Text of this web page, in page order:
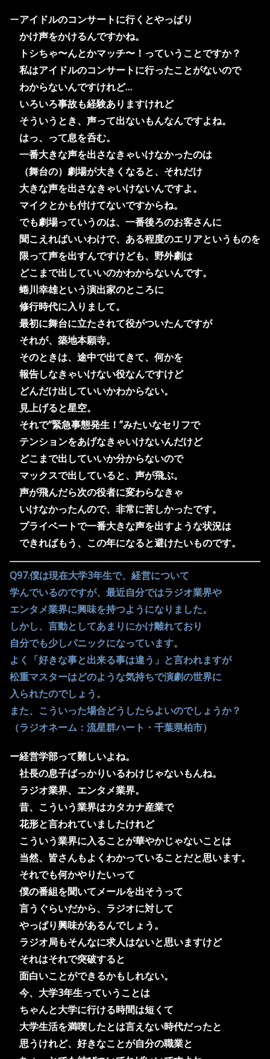
ーアイドルのコンサートに行くとやっぱり
かけ声をかけるんですかね。
トシちゃ〜んとかマッチ〜！っていうことですか？
私はアイドルのコンサートに行ったことがないので
わからないんですけれど…
いろいろ事故も経験ありますけれど
そういうとき、声って出ないもんなんですよね。
はっ、って息を呑む。
一番大きな声を出さなきゃいけなかったのは
（舞台の）劇場が大きくなると、それだけ
大きな声を出さなきゃいけないんですよ。
マイクとかも付けてないですからね。
でも劇場っていうのは、一番後ろのお客さんに
聞こえればいいわけで、ある程度のエリアというものを
限って声を出すんですけども、野外劇は
どこまで出していいのかわからないんです。
蜷川幸雄という演出家のところに
修行時代に入りまして。
最初に舞台に立たされて役がついたんですが
それが、築地本願寺。
そのときは、途中で出てきて、何かを
報告しなきゃいけない役なんですけど
どんだけ出していいかわからない。
見上げると星空。
それで“緊急事態発生！ ”みたいなセリフで
テンションをあげなきゃいけないんだけど
どこまで出していいか分からないので
マックスで出していると、声が飛ぶ。
声が飛んだら次の役者に変わらなきゃ
いけなかったんので、非常に苦しかったです。
プライベートで一番大きな声を出すような状況は
できればもう、この年になると避けたいものです。
Q97.僕は現在大学3年生で、経営について
学んでいるのですが、最近自分ではラジオ業界や
エンタメ業界に興味を持つようになりました。
しかし、言動としてあまりにかけ離れており
自分でも少しパニックになっています。
よく「好きな事と出来る事は違う」と言われますが
松重マスターはどのような気持ちで演劇の世界に
入られたのでしょう。
また、こういった場合どうしたらよいのでしょうか？
（ラジオネーム：流星群ハート・千葉県柏市）
ー経営学部って難しいよね。
社長の息子ばっかりいるわけじゃないもんね。
ラジオ業界、エンタメ業界。
昔、こういう業界はカタカナ産業で
花形と言われていましたけれど
こういう業界に入ることが華やかじゃないことは
当然、皆さんもよくわかっていることだと思います。
それでも何かやりたいって
僕の番組を聞いてメールを出そうって
言うぐらいだから、ラジオに対して
やっぱり興味があるんでしょう。
ラジオ局もそんなに求人はないと思いますけど
それはそれで突破すると
面白いことができるかもしれない。
今、大学3年生っていうことは
ちゃんと大学に行ける時間は短くて
大学生活を満喫したとは言えない時代だったと
思うけれど、好きなことが自分の職業と